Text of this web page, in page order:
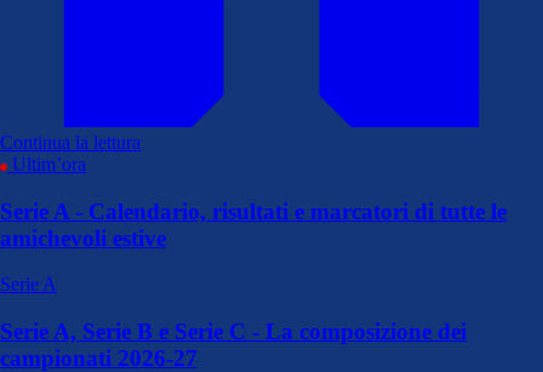
Continua la lettura
Ultim’ora
Serie A - Calendario, risultati e marcatori di tutte le
amichevoli estive
Serie A
Serie A, Serie B e Serie C - La composizione dei
campionati 2026-27